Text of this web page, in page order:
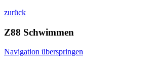
zurück
Z88 Schwimmen
Navigation überspringen